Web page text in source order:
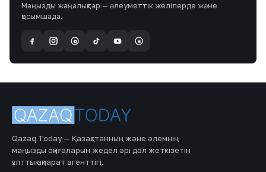
Маңызды жаңалықтар — әлеуметтік желілерде және
қосымшада.
@ a
Qazaq Today — Қазақстанның және әлемнің
маңызды оқиғаларын жедел әрі дәл жеткізетін
ұлттық ақпарат агенттігі.